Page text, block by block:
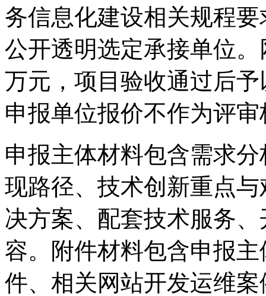
务信息化建设相关规程
公开透明选定承接单位
万元，项目验收通过后
申报单位报价不作为评
申报主体材料包含需求
现路径、技术创新重点
决方案、配套技术服务
容。附件材料包含申报
件、相关网站开发运维